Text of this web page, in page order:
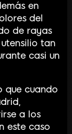
en
del
de rayas
tan
casi un
que cuando
a los
este caso